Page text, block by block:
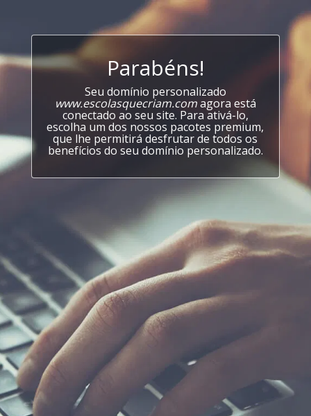
Parabéns!
Seu domínio personalizado
www.escolasquecriam.comagora está
conectado ao seu site. Para ativá-lo,
escolha um dos nossos pacotes premium,
que lhe permitirá desfrutar de todos os
benefícios do seu domínio personalizado.